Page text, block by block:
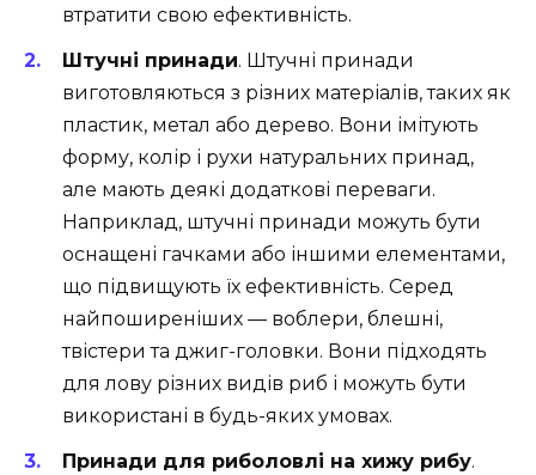
втратити свою ефективність.
Штучні принади. Штучні принади
виготовляються з різних матеріалів, таких як
пластик, метал або дерево. Вони імітують
форму, колір і рухи натуральних принад,
але мають деякі додаткові переваги.
Наприклад, штучні принади можуть бути
оснащені гачками або іншими елементами,
що підвищують їх ефективність. Серед
найпоширеніших — воблери, блешні,
твістери та джиг-головки. Вони підходять
для лову різних видів риб і можуть бути
використані в будь-яких умовах.
Принади для риболовлі на хижу рибу.